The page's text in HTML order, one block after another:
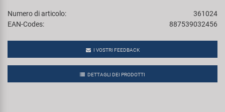
Numero di articolo:
361024
EAN-Codes:
887539032456
I VOSTRI FEEDBACK
DETTAGLI DEI PRODOTTI